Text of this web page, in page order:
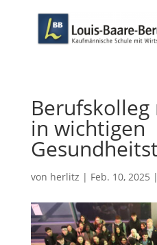
Berufskolleg
in wichtigen
von herlitz | Feb. 10, 2025 |